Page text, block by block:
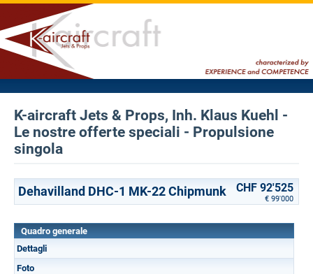
K-aircraft Jets & Props, Inh. Klaus Kuehl -
Le nostre offerte speciali - Propulsione
singola
Dehavilland DHC-1 MK-22 Chipmunk CHF 92'525
€ 99'000
Quadro generale
Dettagli
Foto